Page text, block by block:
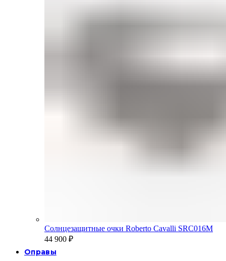
Солнцезащитные очки Roberto Cavalli SRC016M
44 900 ₽
Оправы